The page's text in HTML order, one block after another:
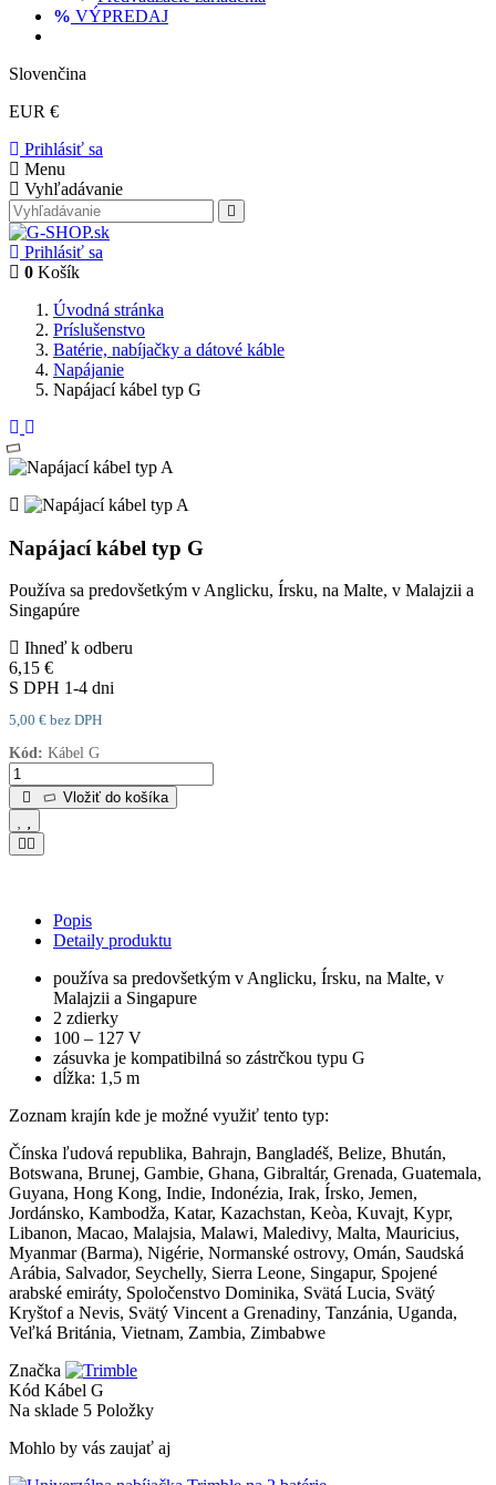
VÝPREDAJ
Slovenčina
EUR €
Prihlásiť sa
Menu
Vyhľadávanie
Prihlásiť sa
0 Košík
Úvodná stránka
Príslušenstvo
Batérie, nabíjačky a dátové káble
Napájanie
Napájací kábel typ G
Napájací kábel typ G
Používa sa predovšetkým v Anglicku, Írsku, na Malte, v Malajzii a
Singapúre
Ihneď k odberu
6,15 €
S DPH 1-4 dni
5,00 € bez DPH
Kód: Kábel G
Vložiť do košíka
Popis
Detaily produktu
používa sa predovšetkým v Anglicku, Írsku, na Malte, v
Malajzii a Singapure
2 zdierky
100 – 127 V
zásuvka je kompatibilná so zástrčkou typu G
dĺžka: 1,5 m
Zoznam krajín kde je možné využiť tento typ:
Čínska ľudová republika, Bahrajn, Bangladéš, Belize, Bhután,
Botswana, Brunej, Gambie, Ghana, Gibraltár, Grenada, Guatemala,
Guyana, Hong Kong, Indie, Indonézia, Irak, Írsko, Jemen,
Jordánsko, Kambodža, Katar, Kazachstan, Keòa, Kuvajt, Kypr,
Libanon, Macao, Malajsia, Malawi, Maledivy, Malta, Mauricius,
Myanmar (Barma), Nigérie, Normanské ostrovy, Omán, Saudská
Arábia, Salvador, Seychelly, Sierra Leone, Singapur, Spojené
arabské emiráty, Spoločenstvo Dominika, Svätá Lucia, Svätý
Kryštof a Nevis, Svätý Vincent a Grenadiny, Tanzánia, Uganda,
Veľká Británia, Vietnam, Zambia, Zimbabwe
Značka
Kód Kábel G
Na sklade 5 Položky
Mohlo by vás zaujať aj